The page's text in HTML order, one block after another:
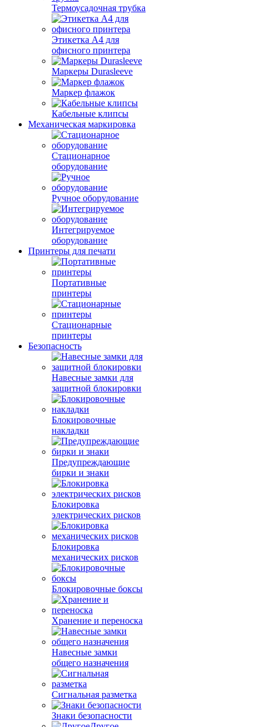
Термоусадочная трубка
Этикетка А4 для
офисного принтера
Маркеры Durasleeve
Маркер флажок
Кабельные клипсы
Механическая маркировка
Стационарное
оборудование
Ручное оборудование
Интегрируемое
оборудование
Принтеры для печати
Портативные
принтеры
Стационарные
принтеры
Безопасность
Навесные замки для
защитной блокировки
Блокировочные
накладки
Предупреждающие
бирки и знаки
Блокировка
электрических рисков
Блокировка
механических рисков
Блокировочные боксы
Хранение и переноска
Навесные замки
общего назначения
Сигнальная разметка
Знаки безопасности